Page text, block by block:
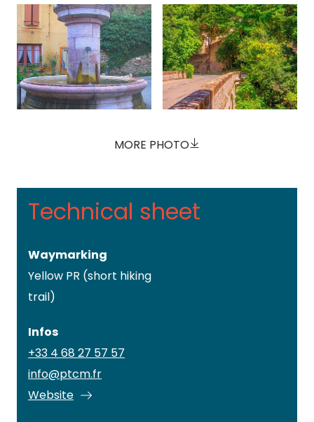
MORE PHOTO
Technical sheet
Waymarking
Yellow PR (short hiking
trail)
Infos
+33 4 68 27 57 57
info@ptcm.fr
Website